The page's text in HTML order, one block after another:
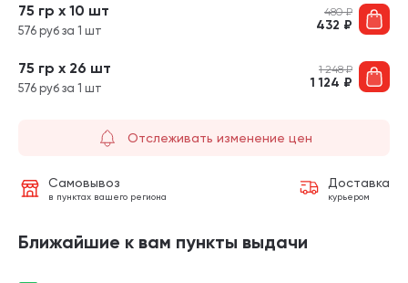
75 гр х 10 шт
576 руб за 1 шт
480₽
432 ₽
75 гр х 26 шт
576 руб за 1 шт
1 248₽
1 124 ₽
Отслеживать изменение цен
Самовывоз
в пунктах вашего региона
Доставка
курьером
Ближайшие к вам пункты выдачи